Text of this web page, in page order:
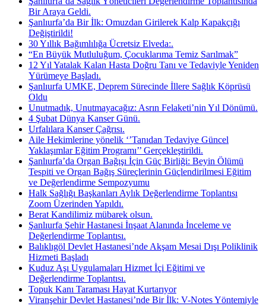
Bir Araya Geldi.
Şanlıurfa’da Bir İlk: Omuzdan Girilerek Kalp Kapakçığı
Değiştirildi!
30 Yıllık Bağımlılığa Ücretsiz Elveda:.
“En Büyük Mutluluğum, Çocuklarıma Temiz Sarılmak”
12 Yıl Yatalak Kalan Hasta Doğru Tanı ve Tedaviyle Yeniden
Yürümeye Başladı.
Şanlıurfa UMKE, Deprem Sürecinde İllere Sağlık Köprüsü
Oldu
Unutmadık, Unutmayacağız: Asrın Felaketi’nin Yıl Dönümü.
4 Şubat Dünya Kanser Günü.
Urfalılara Kanser Çağrısı.
Aile Hekimlerine yönelik ‘’Tanıdan Tedaviye Güncel
Yaklaşımlar Eğitim Programı’’ Gerçekleştirildi.
Şanlıurfa’da Organ Bağışı İçin Güç Birliği: Beyin Ölümü
Tespiti ve Organ Bağış Süreçlerinin Güçlendirilmesi Eğitim
ve Değerlendirme Sempozyumu
Halk Sağlığı Başkanları Aylık Değerlendirme Toplantısı
Zoom Üzerinden Yapıldı.
Berat Kandilimiz mübarek olsun.
Şanlıurfa Şehir Hastanesi İnşaat Alanında İnceleme ve
Değerlendirme Toplantısı.
Balıklıgöl Devlet Hastanesi’nde Akşam Mesai Dışı Poliklinik
Hizmeti Başladı
Kuduz Aşı Uygulamaları Hizmet İçi Eğitimi ve
Değerlendirme Toplantısı.
Topuk Kanı Taraması Hayat Kurtarıyor
Viranşehir Devlet Hastanesi’nde Bir İlk: V-Notes Yöntemiyle